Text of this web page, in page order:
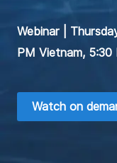
Webinar |
PM Vietnam, 5:30
Watch on